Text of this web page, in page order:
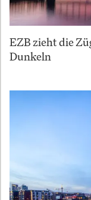
EZB zieht die
Dunkeln